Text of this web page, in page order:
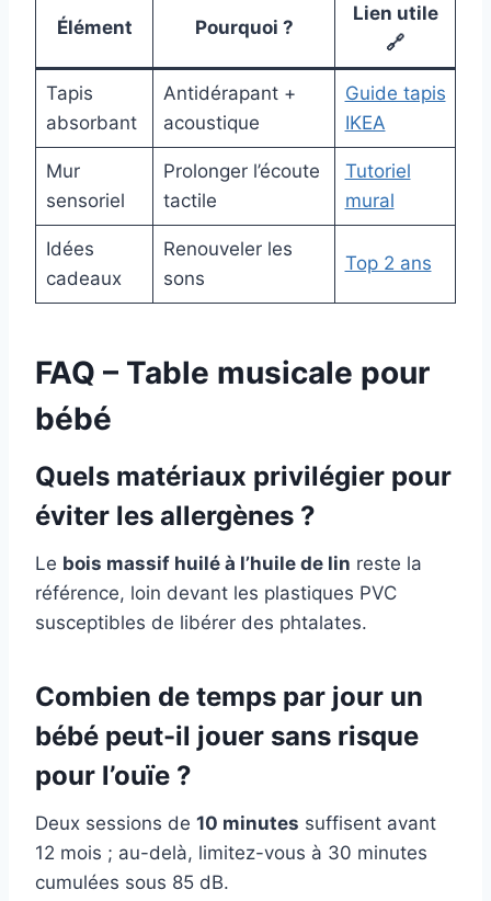
Élément Pourquoi ?
Lien utile
🔗
Tapis
absorbant
Antidérapant +
acoustique
Guide tapis
IKEA
Mur
sensoriel
Prolonger l’écoute
tactile
Tutoriel
mural
Idées
cadeaux
Renouveler les
sons
Top 2 ans
FAQ – Table musicale pour
bébé
Quels matériaux privilégier pour
éviter les allergènes ?
Le bois massif huilé à l’huile de lin reste la
référence, loin devant les plastiques PVC
susceptibles de libérer des phtalates.
Combien de temps par jour un
bébé peut-il jouer sans risque
pour l’ouïe ?
Deux sessions de 10 minutes suffisent avant
12 mois ; au-delà, limitez-vous à 30 minutes
cumulées sous 85 dB.